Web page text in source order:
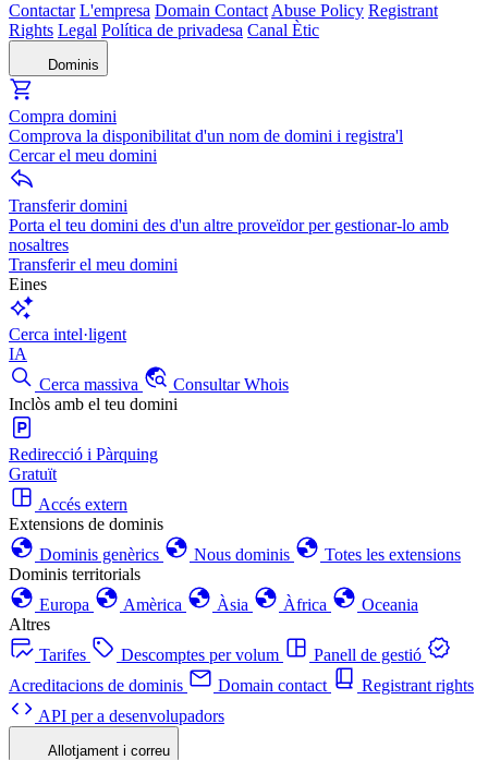
Contactar L'empresa Domain Contact Abuse Policy Registrant
Rights Legal Política de privadesa Canal Ètic
Dominis
Compra domini
Comprova la disponibilitat d'un nom de domini i registra'l
Cercar el meu domini
Transferir domini
Porta el teu domini des d'un altre proveïdor per gestionar-lo amb
nosaltres
Transferir el meu domini
Eines
Cerca intel·ligent
IA
Cerca massiva
Consultar Whois
Inclòs amb el teu domini
Redirecció i Pàrquing
Gratuït
Accés extern
Extensions de dominis
Dominis genèrics
Nous dominis
Totes les extensions
Dominis territorials
Europa
Amèrica Àsia Àfrica
Oceania
Altres
Tarifes
Descomptes per volum
Panell de gestió
Acreditacions de dominis
Domain contact
Registrant rights
API per a desenvolupadors
Allotjament i correu